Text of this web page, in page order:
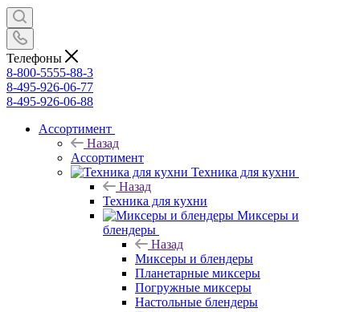
Телефоны
8-800-5555-88-3
8-495-926-06-77
8-495-926-06-88
Ассортимент
Назад
Ассортимент
Техника для кухни
Назад
Техника для кухни
Миксеры и
блендеры
Назад
Миксеры и блендеры
Планетарные миксеры
Погружные миксеры
Настольные блендеры